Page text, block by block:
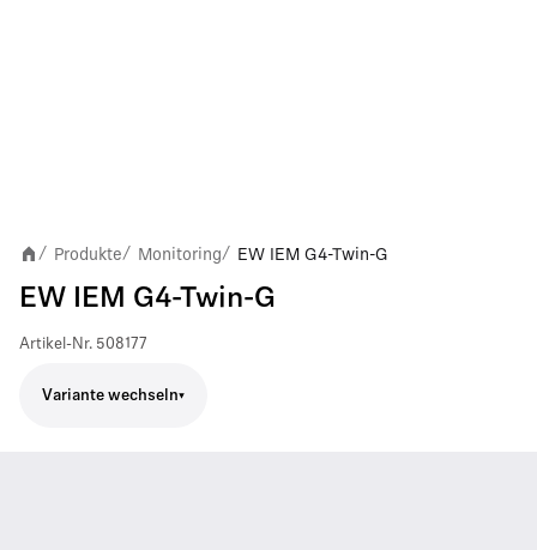
/ Produkte/ Monitoring/ EW IEM G4-Twin-G
EW IEM G4-Twin-G
Artikel-Nr. 508177
Variante wechseln